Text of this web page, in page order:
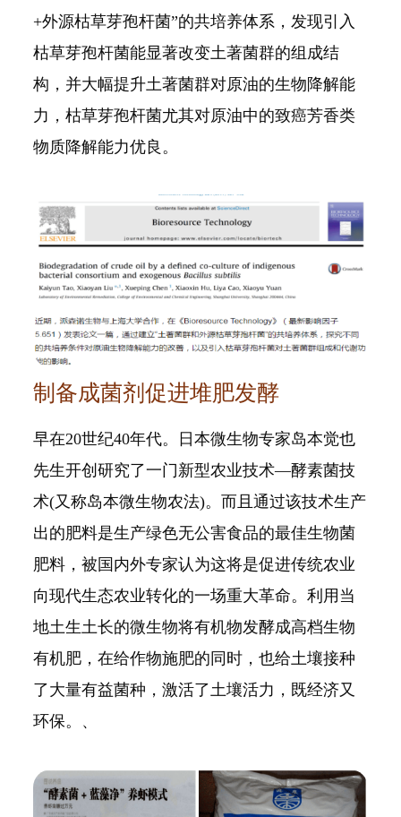
+外源枯草芽孢杆菌”的共培养体系，发现引入
枯草芽孢杆菌能显著改变土著菌群的组成结
构，并大幅提升土著菌群对原油的生物降解能
力，枯草芽孢杆菌尤其对原油中的致癌芳香类
物质降解能力优良。
制备成菌剂促进堆肥发酵
早在20世纪40年代。日本微生物专家岛本觉也
先生开创研究了一门新型农业技术—酵素菌技
术(又称岛本微生物农法)。而且通过该技术生产
出的肥料是生产绿色无公害食品的最佳生物菌
肥料，被国内外专家认为这将是促进传统农业
向现代生态农业转化的一场重大革命。利用当
地土生土长的微生物将有机物发酵成高档生物
有机肥，在给作物施肥的同时，也给土壤接种
了大量有益菌种，激活了土壤活力，既经济又
环保。、